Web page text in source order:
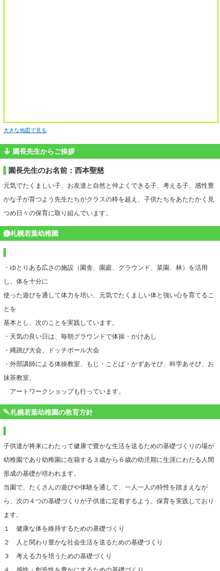
大きな地図で見る
園長先生からご挨拶
園長先生のお名前：西本聖慈
元気でたくましい子、お友達と自然と仲よくできる子、考える子、感性豊
かな子が育つよう先生たちがクラスの枠を超え、子供たちをあたたかく見
つめ日々の保育に取り組んでいます。
札幌若葉幼稚園
・ゆとりある広さの施設（園舎、園庭、グラウンド、菜園、林）を活用
し、体を十分に
使った遊びを通して体力を培い、元気でたくましい体と強い心を育てるこ
とを
基本とし、次のことを実践しています。
・天気の良い日は、毎朝グラウンドで体操・かけあし
・縄跳び大会、ドッチボール大会
・外部講師による体操教室、もじ・ことば・かずあそび、科学あそび、お
抹茶教室、
アートワークショップも行っています。
札幌若葉幼稚園の教育方針
子供達が将来にわたって健康で豊かな生活を送るための基礎づくりの場が
幼稚園であり幼稚園に在籍する３歳から６歳の幼児期に生涯にわたる人間
形成の基礎が培われます。
当園で、たくさんの遊びや体験を通して、一人一人の特性を踏まえなが
ら、次の４つの基礎づくりが子供達に定着するよう、保育を実践しており
ます。
１ 健康な体を維持するための基礎づくり
２ 人と関わり豊かな社会生活を送るための基礎づくり
３ 考える力を培うための基礎づくり